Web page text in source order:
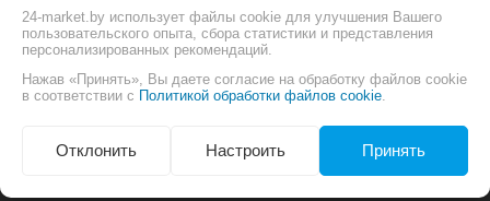
Изображение товара и комплектация могут
отличаться. СмотретьПолное описание:
24-market.by использует файлы cookie для улучшения Вашего
пользовательского опыта, сбора статистики и представления
персонализированных рекомендаций.
Нажав «Принять», Вы даете согласие на обработку файлов cookie
в соответствии с Политикой обработки файлов cookie
Отклонить Настроить Принять